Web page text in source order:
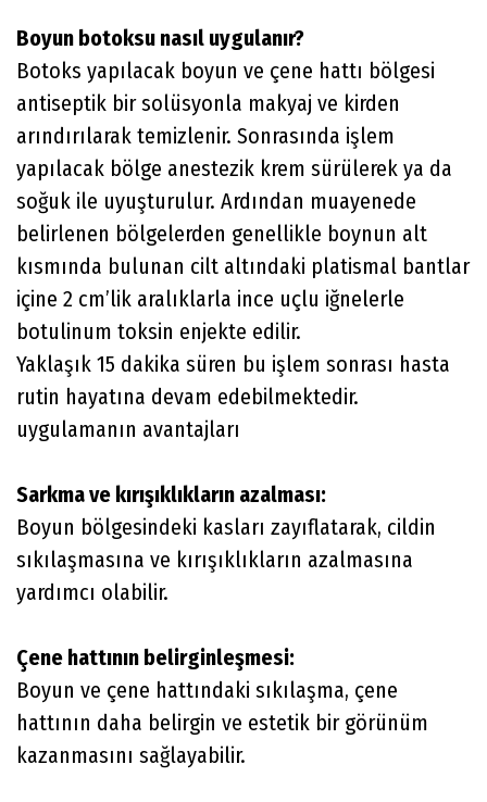
Boyun botoksu nasıl uygulanır?
Botoks yapılacak boyun ve çene hattı bölgesi
antiseptik bir solüsyonla makyaj ve kirden
arındırılarak temizlenir. Sonrasında işlem
yapılacak bölge anestezik krem sürülerek ya da
soğuk ile uyuşturulur. Ardından muayenede
belirlenen bölgelerden genellikle boynun alt
kısmında bulunan cilt altındaki platismal bantlar
içine 2 cm’lik aralıklarla ince uçlu iğnelerle
botulinum toksin enjekte edilir.
Yaklaşık 15 dakika süren bu işlem sonrası hasta
rutin hayatına devam edebilmektedir.
uygulamanın avantajları
Sarkma ve kırışıklıkların azalması:
Boyun bölgesindeki kasları zayıflatarak, cildin
sıkılaşmasına ve kırışıklıkların azalmasına
yardımcı olabilir.
Çene hattının belirginleşmesi:
Boyun ve çene hattındaki sıkılaşma, çene
hattının daha belirgin ve estetik bir görünüm
kazanmasını sağlayabilir.